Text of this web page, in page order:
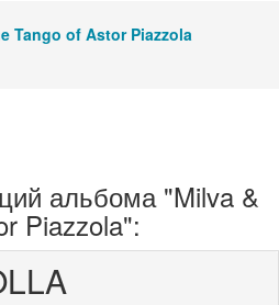
Tango of Astor Piazzola
альбома "Milva &
Piazzola":